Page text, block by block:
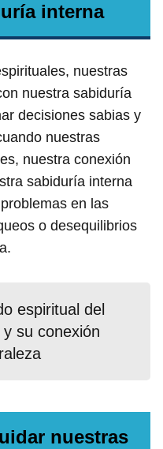
interna
nuestras
nuestra sabiduría
decisiones sabias y
nuestras
nuestra conexión
sabiduría interna
en las
o desequilibrios
espiritual del
su conexión
nuestras